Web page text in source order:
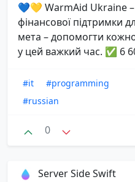
💙💛 WarmAid Ukraine
фінансової підтримки
мета – допомогти
у цей важкий час. ✅ 6
#it
#programming
#russian
0
Server Side Swift